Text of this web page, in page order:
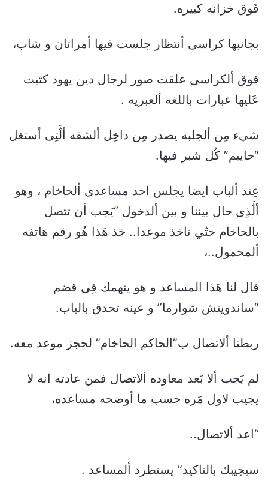
فَوق خزانه كبيره.
بجانبها كراسى أنتظار جلست فيها أمراتان و شاب،
فوق ألكراسى علقت صور لرجال دين يهود كتبت
عَليها عبارات باللغه ألعبريه .
شيء مِن ألجلبه يصدر مِن داخِل ألشقه ألَّتِى أستغل
“حاييم” كُل شبر فيها.
عِند ألباب ايضا يجلس احد مساعدى ألحاخام ، وهو
ألَّذِى حال بيننا و بين ألدخول “يَجب أن تتصل
بالحاخام حتّي تاخذ موعدا.. خذ هَذا هُو رقم هاتفه
ألمحمول..،
قال لنا هَذا المساعد و هو ينهمك فِى قضم
“ساندويتش شوارما” و عينه تحدق بالباب.
ربطنا ألاتصال ب”الحاكم الحاخام” لحجز موعد معه.
لم يَجب ألا بَعد معاوده ألاتصال فمن عادته انه لا
يجيب لاول مَره حسب ما أوضحه مساعده،
“اعد ألاتصال..
سيجيبك بالتاكيد” يستطرد ألمساعد .